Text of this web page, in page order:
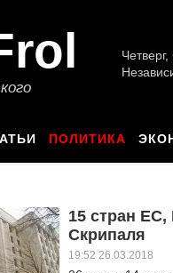
Четверг,
ПОЛИТИКА
15 стран
Скрипаля
19:52 26.03.2018